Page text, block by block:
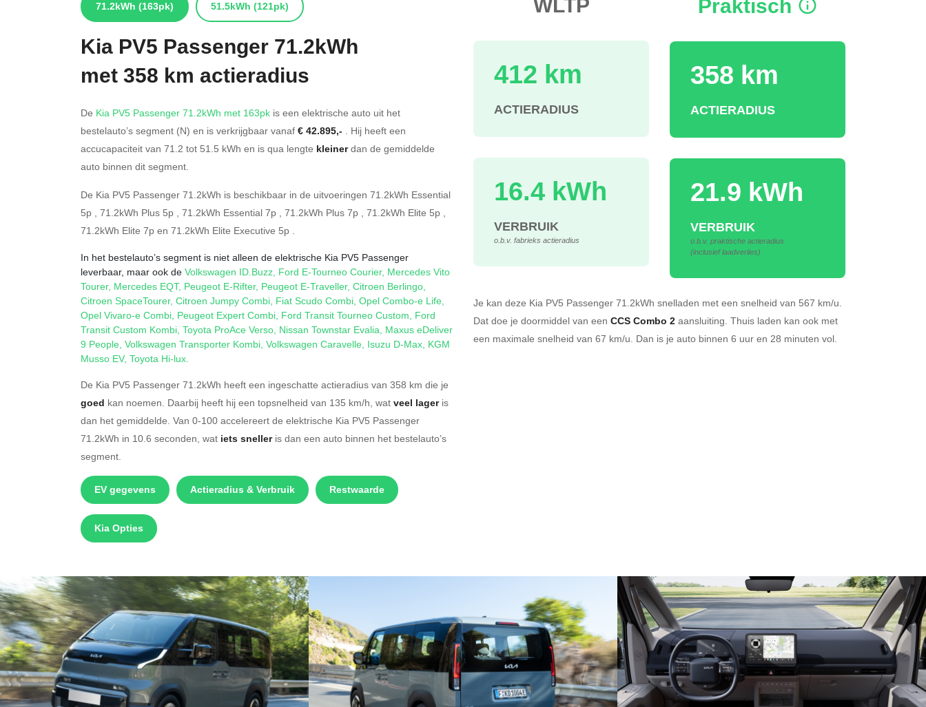
71.2kWh (163pk) 51.5kWh (121pk)
Kia PV5 Passenger 71.2kWh
met 358 km actieradius
De Kia PV5 Passenger 71.2kWh met 163pk is een elektrische auto uit het
bestelauto’s segment (N) en is verkrijgbaar vanaf € 42.895,- . Hij heeft een
accucapaciteit van 71.2 tot 51.5 kWh en is qua lengte kleinerdan de gemiddelde
auto binnen dit segment.
De Kia PV5 Passenger 71.2kWh is beschikbaar in de uitvoeringen 71.2kWh Essential
5p , 71.2kWh Plus 5p , 71.2kWh Essential 7p , 71.2kWh Plus 7p , 71.2kWh Elite 5p ,
71.2kWh Elite 7p en 71.2kWh Elite Executive 5p .
In het bestelauto’s segment is niet alleen de elektrische Kia PV5 Passenger
leverbaar, maar ook de Volkswagen ID.Buzz, Ford E-Tourneo Courier, Mercedes Vito
Tourer, Mercedes EQT, Peugeot E-Rifter, Peugeot E-Traveller, Citroen Berlingo,
Citroen SpaceTourer, Citroen Jumpy Combi, Fiat Scudo Combi, Opel Combo-e Life,
Opel Vivaro-e Combi, Peugeot Expert Combi, Ford Transit Tourneo Custom, Ford
Transit Custom Kombi, Toyota ProAce Verso, Nissan Townstar Evalia, Maxus eDeliver
9 People, Volkswagen Transporter Kombi, Volkswagen Caravelle, Isuzu D-Max, KGM
Musso EV, Toyota Hi-lux.
De Kia PV5 Passenger 71.2kWh heeft een ingeschatte actieradius van 358 km die je
goed kan noemen. Daarbij heeft hij een topsnelheid van 135 km/h, wat veel lageris
dan het gemiddelde. Van 0-100 accelereert de elektrische Kia PV5 Passenger
71.2kWh in 10.6 seconden, wat iets snelleris dan een auto binnen het bestelauto’s
segment.
EV gegevens Actieradius & Verbruik Restwaarde
Kia Opties
412 km
ACTIERADIUS
16.4 kWh
VERBRUIK
o.b.v. fabrieks actieradius
Praktisch
358 km
ACTIERADIUS
21.9 kWh
VERBRUIK
o.b.v. praktische actieradius
(inclusief laadverlies)
Je kan deze Kia PV5 Passenger 71.2kWh snelladen met een snelheid van 567 km/u.
Dat doe je doormiddel van een CCS Combo 2 aansluiting. Thuis laden kan ook met
een maximale snelheid van 67 km/u. Dan is je auto binnen 6 uur en 28 minuten vol.